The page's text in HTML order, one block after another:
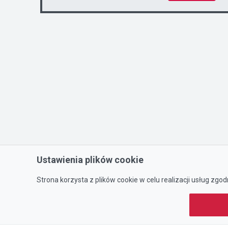
Ustawienia plików cookie
Strona korzysta z plików cookie w celu realizacji usług